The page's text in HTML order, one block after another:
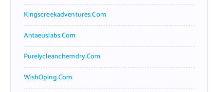
Kingscreekadventures.com
Antaeuslabs.com
Purelycleanchemdry.com
WishOping.com